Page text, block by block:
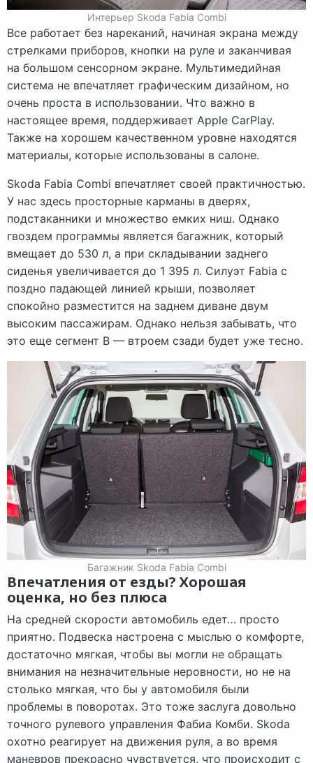
Интерьер Skoda Fabia Combi
Все работает без нареканий, начиная экрана между
стрелками приборов, кнопки на руле и заканчивая
на большом сенсорном экране. Мультимедийная
система не впечатляет графическим дизайном, но
очень проста в использовании. Что важно в
настоящее время, поддерживает Apple CarPlay.
Также на хорошем качественном уровне находятся
материалы, которые использованы в салоне.
Skoda Fabia Combi впечатляет своей практичностью.
У нас здесь просторные карманы в дверях,
подстаканники и множество емких ниш. Однако
гвоздем программы является багажник, который
вмещает до 530 л, а при складывании заднего
сиденья увеличивается до 1 395 л. Силуэт Fabia с
поздно падающей линией крыши, позволяет
спокойно разместится на заднем диване двум
высоким пассажирам. Однако нельзя забывать, что
это еще сегмент B — втроем сзади будет уже тесно.
Багажник Skoda Fabia Combi
Впечатления от езды? Хорошая
оценка, но без плюса
На средней скорости автомобиль едет… просто
приятно. Подвеска настроена с мыслью о комфорте,
достаточно мягкая, чтобы вы могли не обращать
внимания на незначительные неровности, но не на
столько мягкая, что бы у автомобиля были
проблемы в поворотах. Это тоже заслуга довольно
точного рулевого управления Фабиа Комби. Skoda
охотно реагирует на движения руля, а во время
маневров прекрасно чувствуется, что происходит с